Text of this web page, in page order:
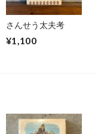
さんせう太夫考
¥1,100